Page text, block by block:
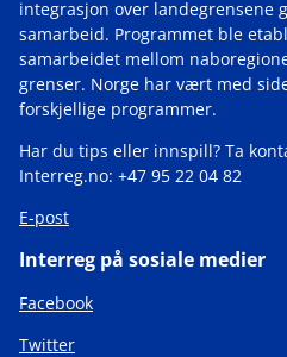
integrasjon over landegrensene
samarbeid. Programmet ble
samarbeidet mellom
grenser. Norge har vært med
forskjellige programmer.
Har du tips eller innspill? Ta
Interreg.no: +47 95 22 04 82
E-post
Interreg på sosiale medier
Facebook
Twitter